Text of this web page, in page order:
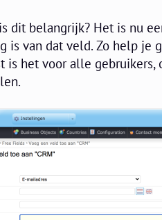
dit belangrijk? Het is nu
is van dat veld. Zo help je
is het voor alle